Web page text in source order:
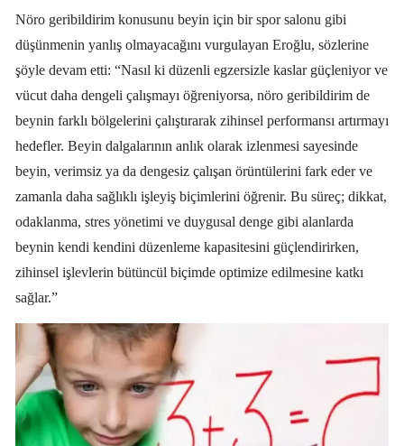
Nöro geribildirim konusunu beyin için bir spor salonu gibi
düşünmenin yanlış olmayacağını vurgulayan Eroğlu, sözlerine
şöyle devam etti: “Nasıl ki düzenli egzersizle kaslar güçleniyor ve
vücut daha dengeli çalışmayı öğreniyorsa, nöro geribildirim de
beynin farklı bölgelerini çalıştırarak zihinsel performansı artırmayı
hedefler. Beyin dalgalarının anlık olarak izlenmesi sayesinde
beyin, verimsiz ya da dengesiz çalışan örüntülerini fark eder ve
zamanla daha sağlıklı işleyiş biçimlerini öğrenir. Bu süreç; dikkat,
odaklanma, stres yönetimi ve duygusal denge gibi alanlarda
beynin kendi kendini düzenleme kapasitesini güçlendirirken,
zihinsel işlevlerin bütüncül biçimde optimize edilmesine katkı
sağlar.”